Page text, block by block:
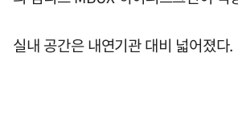
실내 공간은 내연기관 대비 넓어졌다.